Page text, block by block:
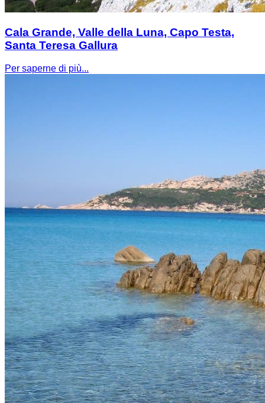
Cala Grande, Valle della Luna, Capo Testa,
Santa Teresa Gallura
Per saperne di più...